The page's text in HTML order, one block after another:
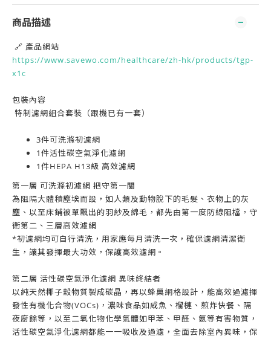
商品描述
🔗 產品網站
https://www.savewo.com/healthcare/zh-hk/products/tgp-
x1c
包裝內容
特制濾網組合套裝（跟機已有一套）
3件可洗滌初濾網
1件活性碳空氣淨化濾網
1件HEPA H13級 高效濾網
第一層 可洗滌初濾網 把守第一關
為阻隔大體積塵埃而設，如人類及動物脫下的毛髮、衣物上的灰
塵、以至床鋪被單飄出的羽紗及綿毛，都先由第一度防線阻檔，守
衛第二、三層高效濾網
*初濾網均可自行清洗，用家應每月清洗一次，確保濾網清潔衛
生，讓其發揮最大功效，保護高效濾網。
第二層 活性碳空氣淨化濾網 異味終結者
以純天然椰子穀物質製成碳晶，再以蜂巢網格設計，能高效過濾揮
發性有機化合物(VOCs) ，濃味食品如咸魚、榴槤、煎炸快餐、隔
夜廚餘等，以至二氧化物化學氣體如甲苯、甲醛、氨等有害物質，
活性碳空氣淨化濾網都能一一吸收及過濾，全面去除室內異味，保